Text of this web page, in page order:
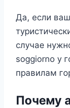
Да, если
случае
soggiorno у
правилам
Почему